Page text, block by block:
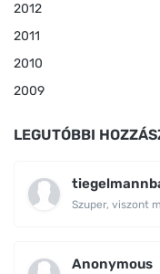
2012
2011
2010
2009
LEGUTÓBBI
Szuper, viszont
Anonymous